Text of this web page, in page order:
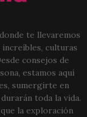
te llevaremos
culturas
consejos de
estamos aquí
sumergirte en
toda la vida.
la exploración